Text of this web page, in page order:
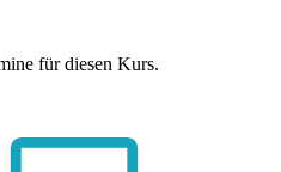
für diesen Kurs.